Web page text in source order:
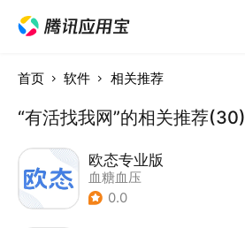
首页 软件 相关推荐
“有活找我网”的相关推荐(30)
欧态专业版
血糖血压
0.0